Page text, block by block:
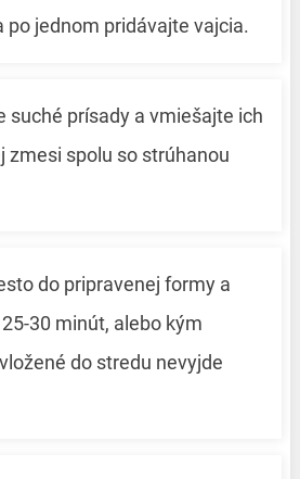
po jednom pridávajte vajcia.
suché prísady a vmiešajte ich
zmesi spolu so strúhanou
do pripravenej formy a
30 minút, alebo kým
do stredu nevyjde